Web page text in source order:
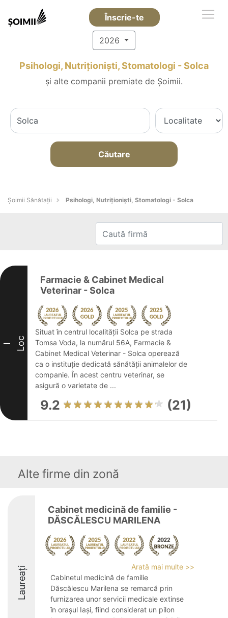
Înscrie-te
2026
Psihologi, Nutriționiști, Stomatologi - Solca
și alte companii premiate de Șoimii.
Căutare
Şoimii Sănătații Psihologi, Nutriționiști, Stomatologi - Solca
I Loc
Farmacie & Cabinet Medical
Veterinar - Solca
Situat în centrul localității Solca pe strada
Tomsa Voda, la numărul 56A, Farmacie &
Cabinet Medical Veterinar - Solca operează
ca o instituție dedicată sănătății animalelor de
companie. În acest centru veterinar, se
asigură o varietate de ...
9.2 (21)
Alte firme din zonă
Laureați
Cabinet medicină de familie -
DĂSCĂLESCU MARILENA
Arată mai multe >>
Cabinetul medicină de familie
Dăscălescu Marilena se remarcă prin
furnizarea unor servicii medicale extinse
în orașul Iași, fiind considerat un pilon